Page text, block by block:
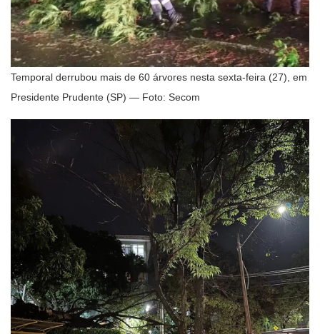
Temporal derrubou mais de 60 árvores nesta sexta-feira (27), em
Presidente Prudente (SP) — Foto: Secom